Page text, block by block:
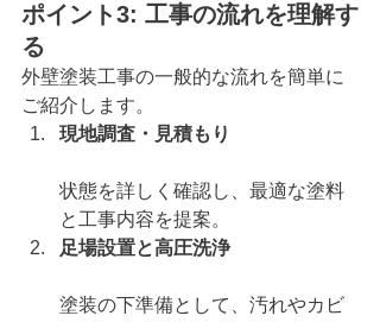
ポイント3: 工事の流れを理解す
る
外壁塗装工事の一般的な流れを簡単に
ご紹介します。
現地調査・見積もり
状態を詳しく確認し、最適な塗料
と工事内容を提案。
足場設置と高圧洗浄
塗装の下準備として、汚れやカビ